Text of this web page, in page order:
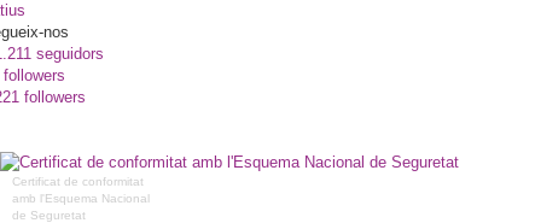
nos
seguidors
followers
followers
Certificat de conformitat
amb l'Esquema Nacional
de Seguretat